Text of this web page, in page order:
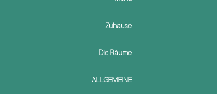
Zuhause
Die Räume
ALLGEMEINE